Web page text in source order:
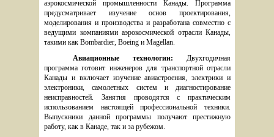
аэрокосмической промышленности Канады. Программа
предусматривает изучение основ проектирования,
моделирования и производства и разработана совместно с
ведущими компаниями аэрокосмической отрасли Канады,
такими как Bombardier, Boeing и Magellan.
Авиационные технологии: Двухгодичная
программа готовит инженеров для транспортной отрасли
Канады и включает изучение авиастроения, электрики и
электроники, самолетных систем и диагностирование
неисправностей. Занятия проводятся с практическим
использованием настоящей профессиональной техники.
Выпускники данной программы получают престижную
работу, как в Канаде, так и за рубежом.